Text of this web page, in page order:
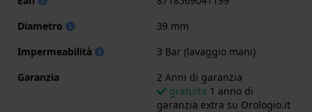
che l'orologio è impermeabile agli spruzzi. L'orologio
è fornito con 2 Anni di garanzia.
.
Diametro
39 mm
Impermeabilità
3 Bar (lavaggio mani)
Garanzia
2 Anni di garanzia
gratuita 1 anno di
garanzia extra su Orologio.it